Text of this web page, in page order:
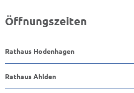
Öffnungszeiten
Rathaus Hodenhagen
Rathaus Ahlden